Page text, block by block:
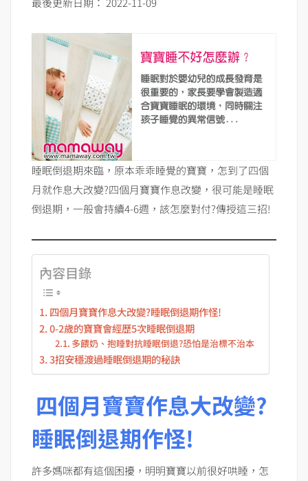
睡眠倒退期來臨，原本乖乖睡覺的寶寶，怎到了四個
月就作息大改變?四個月寶寶作息改變，很可能是睡眠
倒退期，一般會持續4-6週，該怎麼對付?傳授這三招!
內容目錄
四個月寶寶作息大改變?睡眠倒退期作怪!
0-2歲的寶寶會經歷5次睡眠倒退期
多餵奶、抱睡對抗睡眠倒退?恐怕是治標不治本
3招安穩渡過睡眠倒退期的秘訣
四個月寶寶作息大改變?
睡眠倒退期作怪!
許多媽咪都有這個困擾，明明寶寶以前很好哄睡，怎